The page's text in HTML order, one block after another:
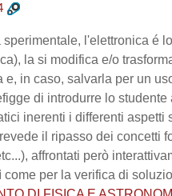
l'elettronica é
la si modifica e/o
in caso, salvarla per un
di introdurre lo
inerenti i differenti
il ripasso dei concetti
affrontati però
per la verifica di